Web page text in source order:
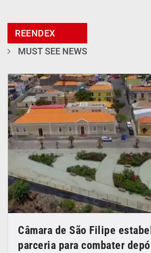
REENDEX
MUST SEE NEWS
Câmara de São Filipe
parceria para combater